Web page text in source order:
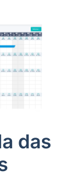
das